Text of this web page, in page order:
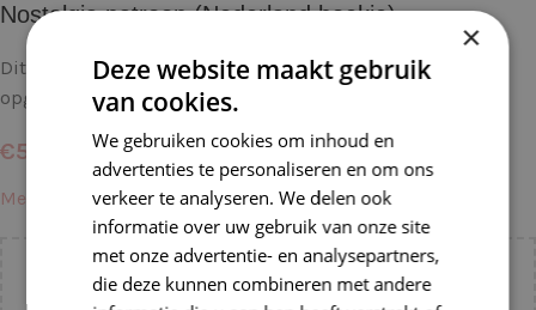
Nostalgia patroon (Nederland boekje)
Dit Nostalgia patroon is een boekje en wordt per post
opgestuurd
€5,95
Meer informatie →
Voeg nog€ 55,00toe voorgratis verzending binnen
×
Deze website maakt gebruik
van cookies.
We gebruiken cookies om inhoud en
advertenties te personaliseren en om ons
verkeer te analyseren. We delen ook
informatie over uw gebruik van onze site
met onze advertentie- en analysepartners,
die deze kunnen combineren met andere